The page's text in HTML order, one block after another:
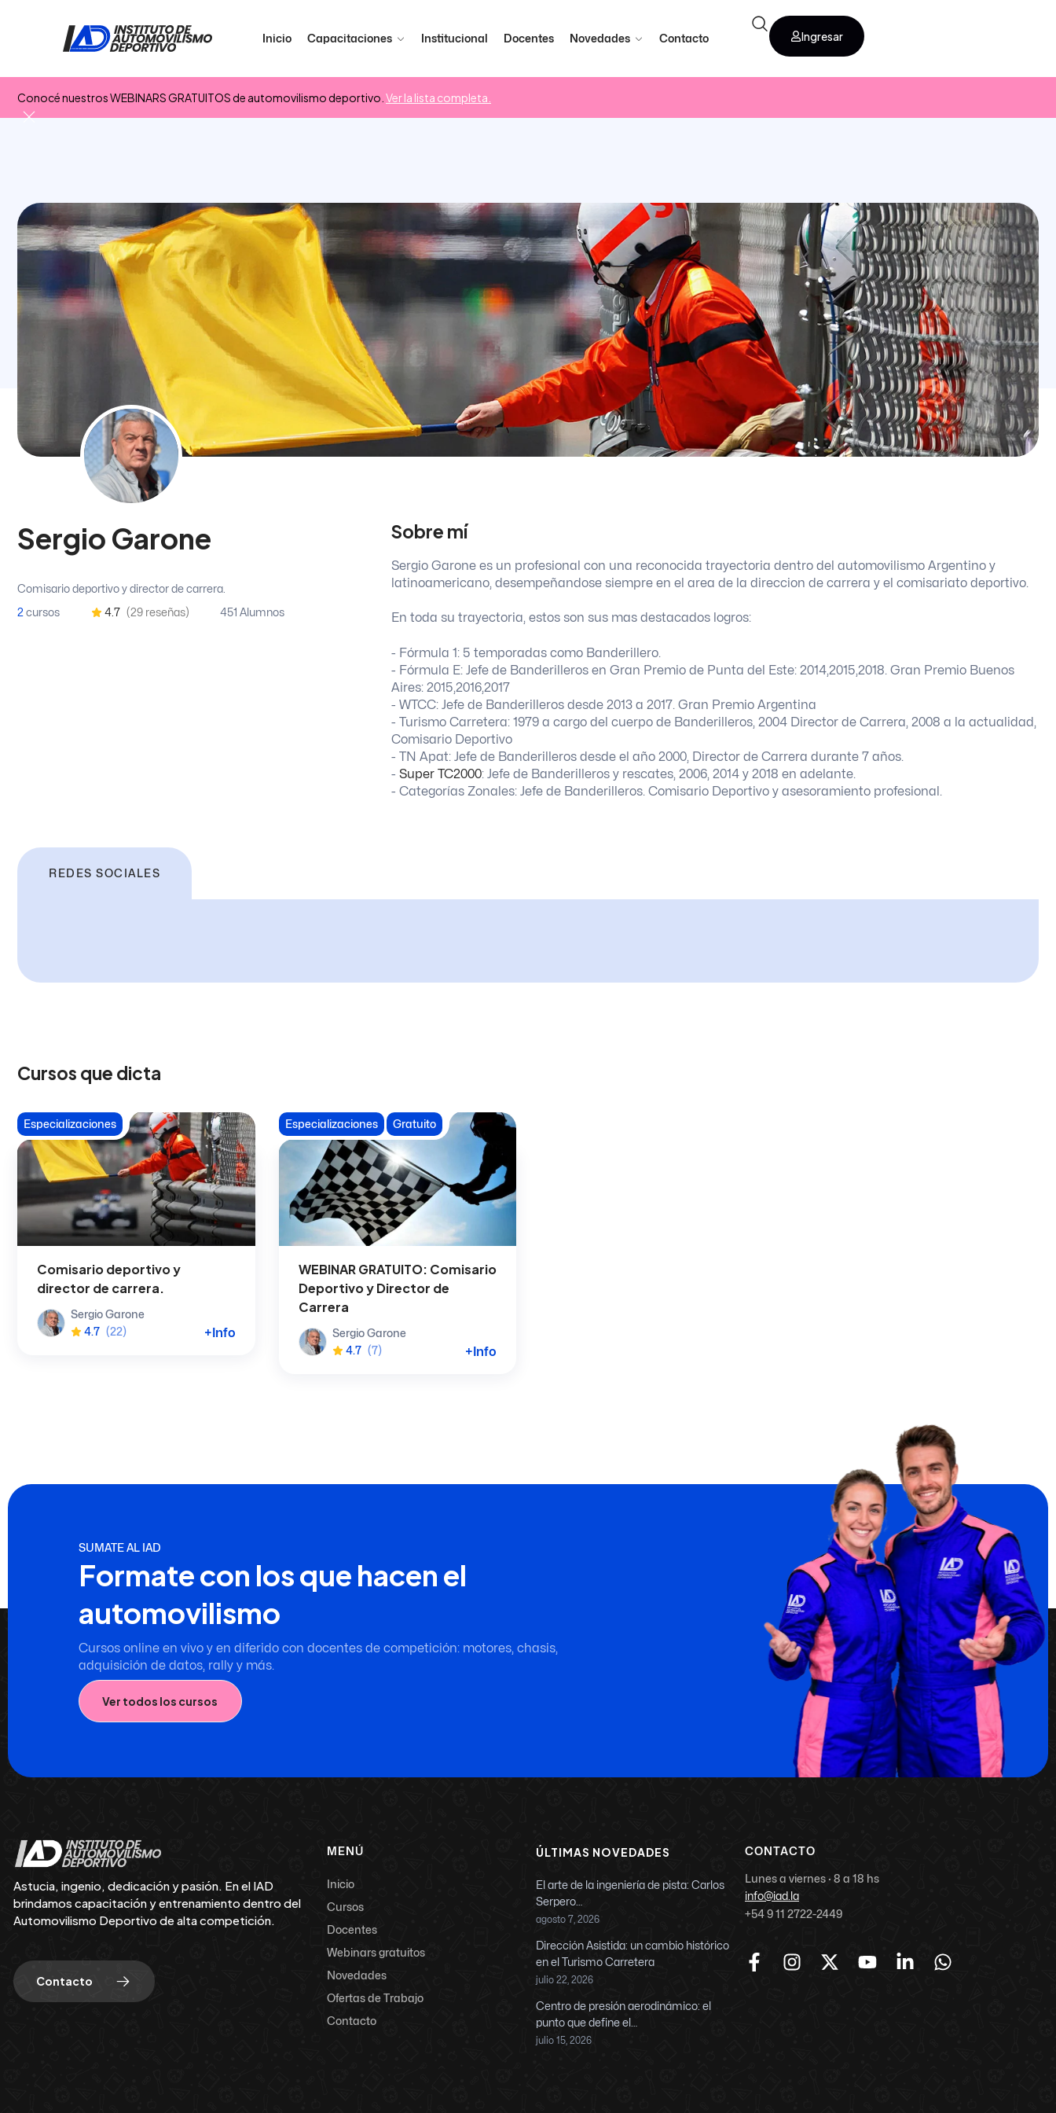
Inicio Capacitaciones Institucional Docentes Novedades Contacto Ingresar
Conocé nuestros WEBINARS GRATUITOS de automovilismo deportivo. Ver la lista completa.
Sergio Garone
Comisario deportivo y director de carrera.
2 cursos 4.7 (29 reseñas) 451 Alumnos
Sobre mí
Sergio Garone es un profesional con una reconocida trayectoria dentro del automovilismo Argentino y
latinoamericano, desempeñandose siempre en el area de la direccion de carrera y el comisariato deportivo.
En toda su trayectoria, estos son sus mas destacados logros:
- Fórmula 1: 5 temporadas como Banderillero.
- Fórmula E: Jefe de Banderilleros en Gran Premio de Punta del Este: 2014,2015,2018. Gran Premio Buenos
Aires: 2015,2016,2017
- WTCC: Jefe de Banderilleros desde 2013 a 2017. Gran Premio Argentina
- Turismo Carretera: 1979 a cargo del cuerpo de Banderilleros, 2004 Director de Carrera, 2008 a la actualidad,
Comisario Deportivo
- TN Apat: Jefe de Banderilleros desde el año 2000, Director de Carrera durante 7 años.
- Super TC2000: Jefe de Banderilleros y rescates, 2006, 2014 y 2018 en adelante.
- Categorías Zonales: Jefe de Banderilleros. Comisario Deportivo y asesoramiento profesional.
REDES SOCIALES
Cursos que dicta
Especializaciones
Comisario deportivo y
director de carrera.
Sergio Garone
4.7 (22) +Info
Especializaciones Gratuito
WEBINAR GRATUITO: Comisario
Deportivo y Director de
Carrera
Sergio Garone
4.7 (7) +Info
SUMATE AL IAD
Formate con los que hacen el
automovilismo
Cursos online en vivo y en diferido con docentes de competición: motores, chasis,
adquisición de datos, rally y más.
Ver todos los cursos
Astucia, ingenio, dedicación y pasión. En el IAD
brindamos capacitación y entrenamiento dentro del
Automovilismo Deportivo de alta competición.
Contacto
MENÚ
Inicio
Cursos
Docentes
Webinars gratuitos
Novedades
Ofertas de Trabajo
Contacto
ÚLTIMAS NOVEDADES
El arte de la ingeniería de pista: Carlos
Serpero…
agosto 7, 2026
Dirección Asistida: un cambio histórico
en el Turismo Carretera
julio 22, 2026
Centro de presión aerodinámico: el
punto que define el…
julio 15, 2026
CONTACTO
Lunes a viernes · 8 a 18 hs
info@iad.la
+54 9 11 2722-2449